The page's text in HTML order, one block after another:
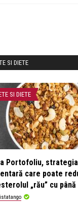
SI DIETE
SI DIETE
Portofoliu, strategia
care poate
„rău” cu până